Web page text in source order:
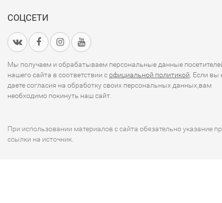
СОЦСЕТИ
Мы получаем и обрабатываем персональные данные
нашего сайта в соответствии софициальной политикой . Если вы
даете согласия на обработку своих персональных данных,вам
необходимо покинуть наш сайт.
При использовании материалов с сайта обязательно указание
ссылки на источник.